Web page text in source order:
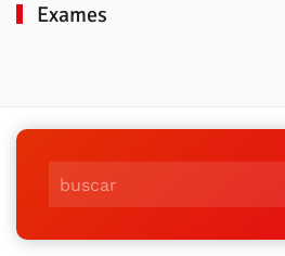
Exames